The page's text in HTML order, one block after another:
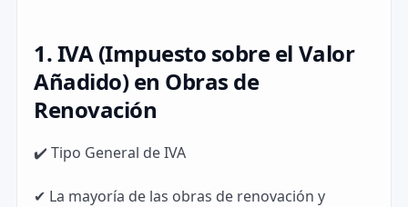
1. IVA (Impuesto sobre el Valor
Añadido) en Obras de
Renovación
✔️ Tipo General de IVA
✔ La mayoría de las obras de renovación y